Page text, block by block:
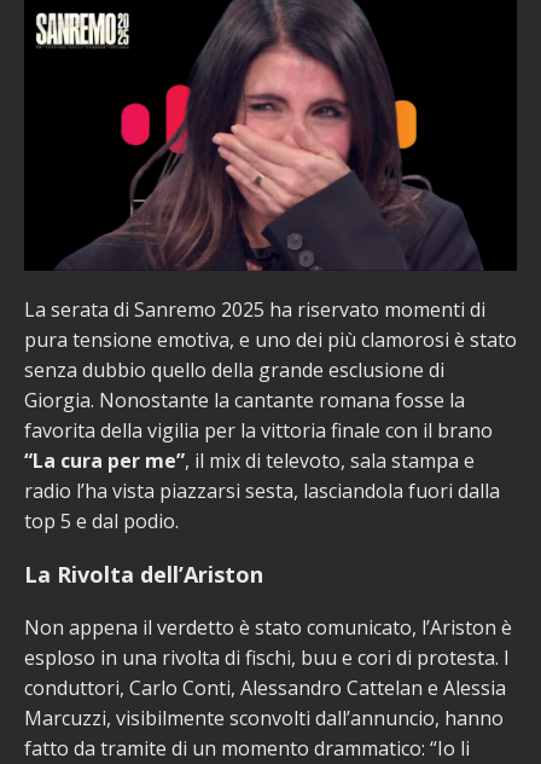
La serata di Sanremo 2025 ha riservato momenti di
pura tensione emotiva, e uno dei più clamorosi è stato
senza dubbio quello della grande esclusione di
Giorgia. Nonostante la cantante romana fosse la
favorita della vigilia per la vittoria finale con il brano
“La cura per me”, il mix di televoto, sala stampa e
radio l’ha vista piazzarsi sesta, lasciandola fuori dalla
top 5 e dal podio.
La Rivolta dell’Ariston
Non appena il verdetto è stato comunicato, l’Ariston è
esploso in una rivolta di fischi, buu e cori di protesta. I
conduttori, Carlo Conti, Alessandro Cattelan e Alessia
Marcuzzi, visibilmente sconvolti dall’annuncio, hanno
fatto da tramite di un momento drammatico: “Io li